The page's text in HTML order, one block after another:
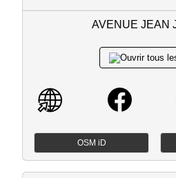
AVENUE JEAN
OSM iD